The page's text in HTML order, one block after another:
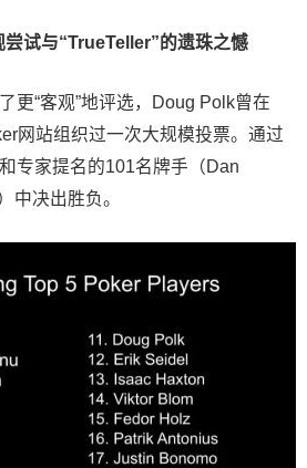
试与“TrueTeller”的遗珠之憾
更“客观”地评选，Doug Polk曾在
网站组织过一次大规模投票。通过
专家提名的101名牌手（Dan
中决出胜负。